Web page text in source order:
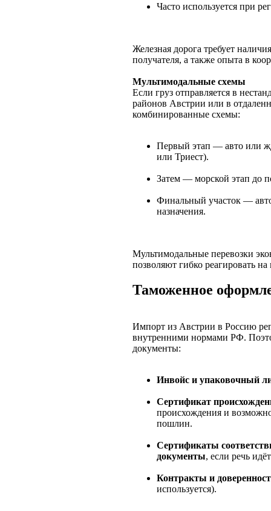
Часто используется при
Железная дорога требует
получателя, а также опыта в
Мультимодальные схемы
Если груз отправляется в
районов Австрии или в
комбинированные схемы:
Первый этап — авто или
или Триест).
Затем — морской этап до
Финальный участок —
назначения.
Мультимодальные перевозки
позволяют гибко реагировать
Таможенное
Импорт из Австрии в Россию
внутренними нормами РФ.
документы:
Инвойс и упаковочный
Сертификат
происхождения и
пошлин.
Сертификаты
документы, если речь
Контракты и
используется).